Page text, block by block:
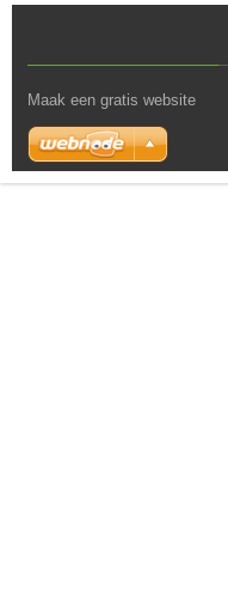
Maak een gratis website